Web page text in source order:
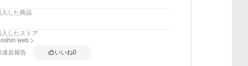
入した商品
入したストア
web
違反報告
いいね0